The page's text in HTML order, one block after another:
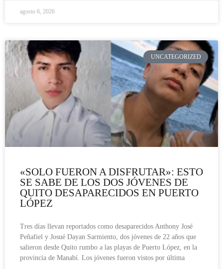
agosto 6, 2026
UNCATEGORIZED
«SOLO FUERON A DISFRUTAR»: ESTO
SE SABE DE LOS DOS JÓVENES DE
QUITO DESAPARECIDOS EN PUERTO
LÓPEZ
Tres días llevan reportados como desaparecidos Anthony José
Peñafiel y Josué Dayan Sarmiento, dos jóvenes de 22 años que
salieron desde Quito rumbo a las playas de Puerto López, en la
provincia de Manabí. Los jóvenes fueron vistos por última